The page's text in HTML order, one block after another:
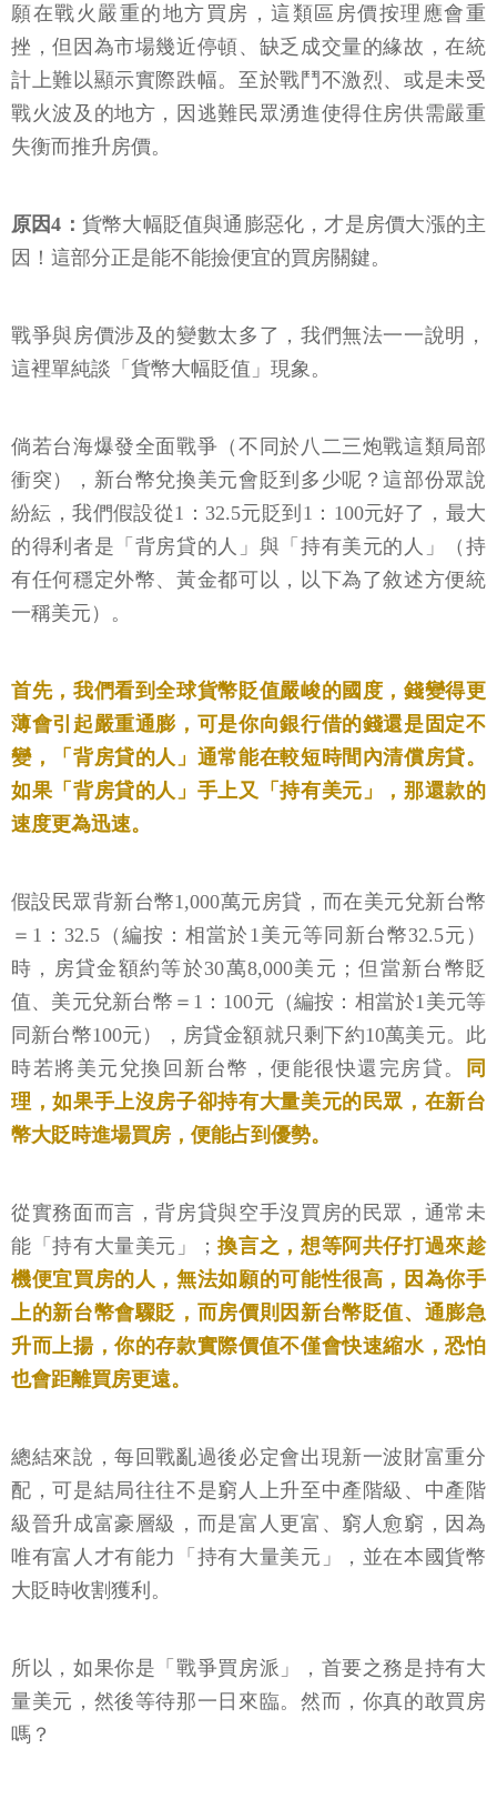
願在戰火嚴重的地方買房，這類區房價按理應會重
挫，但因為市場幾近停頓、缺乏成交量的緣故，在統
計上難以顯示實際跌幅。至於戰鬥不激烈、或是未受
戰火波及的地方，因逃難民眾湧進使得住房供需嚴重
失衡而推升房價。
原因4： 貨幣大幅貶值與通膨惡化，才是房價大漲的主
因！這部分正是能不能撿便宜的買房關鍵。
戰爭與房價涉及的變數太多了，我們無法一一說明，
這裡單純談「貨幣大幅貶值」現象。
倘若台海爆發全面戰爭（不同於八二三炮戰這類局部
衝突），新台幣兌換美元會貶到多少呢？這部份眾說
紛紜，我們假設從1：32.5元貶到1：100元好了，最大
的得利者是「背房貸的人」與「持有美元的人」（持
有任何穩定外幣、黃金都可以，以下為了敘述方便統
一稱美元）。
首先，我們看到全球貨幣貶值嚴峻的國度，錢變得更
薄會引起嚴重通膨，可是你向銀行借的錢還是固定不
變，「背房貸的人」通常能在較短時間內清償房貸。
如果「背房貸的人」手上又「持有美元」，那還款的
速度更為迅速。
假設民眾背新台幣1,000萬元房貸，而在美元兌新台幣
＝1：32.5（編按：相當於1美元等同新台幣32.5元）
時，房貸金額約等於30萬8,000美元；但當新台幣貶
值、美元兌新台幣＝1：100元（編按：相當於1美元等
同新台幣100元），房貸金額就只剩下約10萬美元。此
時若將美元兌換回新台幣，便能很快還完房貸。
同
理，如果手上沒房子卻持有大量美元的民眾，在新台
幣大貶時進場買房，便能占到優勢。
從實務面而言，背房貸與空手沒買房的民眾，通常未
能「持有大量美元」； 換言之，想等阿共仔打過來趁
機便宜買房的人，無法如願的可能性很高，因為你手
上的新台幣會驟貶，而房價則因新台幣貶值、通膨急
升而上揚，你的存款實際價值不僅會快速縮水，恐怕
也會距離買房更遠。
總結來說，每回戰亂過後必定會出現新一波財富重分
配，可是結局往往不是窮人上升至中產階級、中產階
級晉升成富豪層級，而是富人更富、窮人愈窮，因為
唯有富人才有能力「持有大量美元」，並在本國貨幣
大貶時收割獲利。
所以，如果你是「戰爭買房派」，首要之務是持有大
量美元，然後等待那一日來臨。然而，你真的敢買房
嗎？